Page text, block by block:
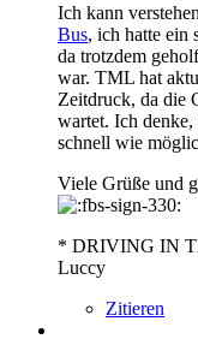
Ich kann
Bus, ich hatte ein
da trotzdem
war. TML hat
Zeitdruck, da die
wartet. Ich denke,
schnell wie
Viele Grüße und
* DRIVING IN
Luccy
Zitieren